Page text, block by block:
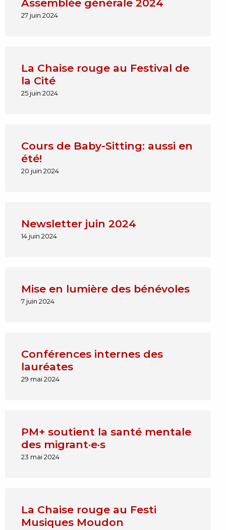
Assemblée générale 2024
27 juin 2024
La Chaise rouge au Festival de
la Cité
25 juin 2024
Cours de Baby-Sitting: aussi en
été!
20 juin 2024
Newsletter juin 2024
14 juin 2024
Mise en lumière des bénévoles
7 juin 2024
Conférences internes des
lauréates
29 mai 2024
PM+ soutient la santé mentale
des migrant·e·s
23 mai 2024
La Chaise rouge au Festi
Musiques Moudon